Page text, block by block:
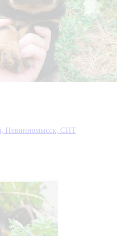
Невинномысск, СНТ